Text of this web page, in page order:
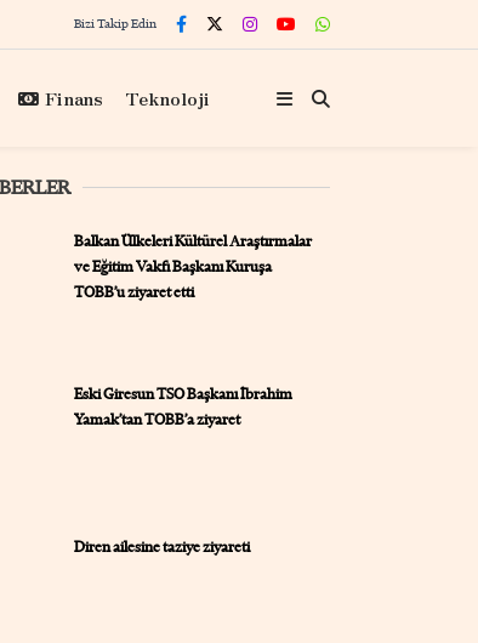
Bizi Takip Edin
Finans Teknoloji
Balkan Ülkeleri Kültürel Araştırmalar
ve Eğitim Vakfı Başkanı Kuruşa
TOBB’u ziyaret etti
Eski Giresun TSO Başkanı İbrahim
Yamak’tan TOBB’a ziyaret
Diren ailesine taziye ziyareti